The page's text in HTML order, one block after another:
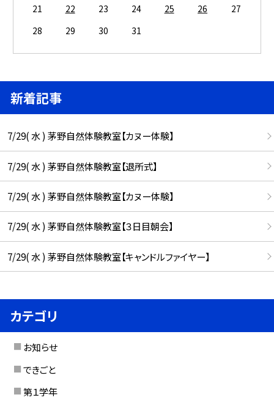
21
22 23 24 25 26
27
28
29 30 31
新着記事
7/29( 水 ) 茅野自然体験教室【カヌー体験】
7/29( 水 ) 茅野自然体験教室【退所式】
7/29( 水 ) 茅野自然体験教室【カヌー体験】
7/29( 水 ) 茅野自然体験教室【３日目朝会】
7/29( 水 ) 茅野自然体験教室【キャンドルファイヤー】
カテゴリ
お知らせ
できごと
第１学年